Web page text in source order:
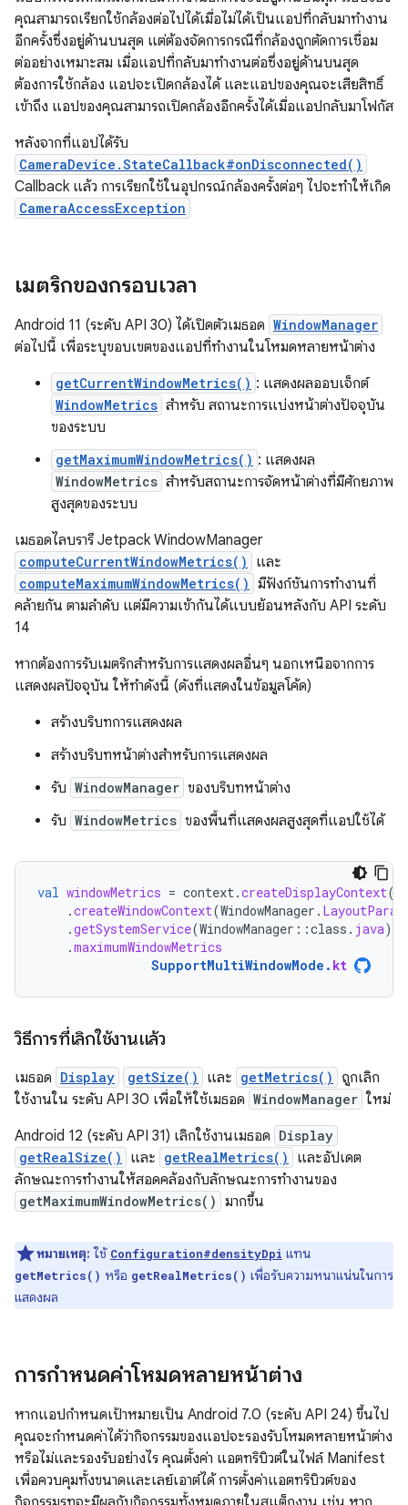
คุณสามารถเรียกใช้กล้องต่อไปได้เมื่อไม่ได้เป็นแอปที่กลับมาทำงาน
อีกครั้งซึ่งอยู่ด้านบนสุด แต่ต้องจัดการกรณีที่กล้องถูกตัดการเชื่อม
ต่ออย่างเหมาะสม เมื่อแอปที่กลับมาทำงานต่อซึ่งอยู่ด้านบนสุด
ต้องการใช้กล้อง แอปจะเปิดกล้องได้ และแอปของคุณจะเสียสิทธิ์
เข้าถึง แอปของคุณสามารถเปิดกล้องอีกครั้งได้เมื่อแอปกลับมาโฟกัส
หลังจากที่แอปได้รับ
CameraDevice.StateCallback#onDisconnected()
Callback แล้ว การเรียกใช้ในอุปกรณ์กล้องครั้งต่อๆ ไปจะทำให้เกิด
CameraAccessException
เมตริกของกรอบเวลา
Android 11 (ระดับ API 30) ได้เปิดตัวเมธอด WindowManager
ต่อไปนี้ เพื่อระบุขอบเขตของแอปที่ทำงานในโหมดหลายหน้าต่าง
getCurrentWindowMetrics() : แสดงผลออบเจ็กต์
WindowMetrics สำหรับ สถานะการแบ่งหน้าต่างปัจจุบัน
ของระบบ
getMaximumWindowMetrics() : แสดงผล
WindowMetrics สำหรับสถานะการจัดหน้าต่างที่มีศักยภาพ
สูงสุดของระบบ
เมธอดไลบรารี Jetpack WindowManager
computeCurrentWindowMetrics() และ
computeMaximumWindowMetrics() มีฟังก์ชันการทำงานที่
คล้ายกัน ตามลำดับ แต่มีความเข้ากันได้แบบย้อนหลังกับ API ระดับ
14
หากต้องการรับเมตริกสําหรับการแสดงผลอื่นๆ นอกเหนือจากการ
แสดงผลปัจจุบัน ให้ทําดังนี้ (ดังที่แสดงในข้อมูลโค้ด)
สร้างบริบทการแสดงผล
สร้างบริบทหน้าต่างสำหรับการแสดงผล
รับ WindowManager ของบริบทหน้าต่าง
รับ WindowMetrics ของพื้นที่แสดงผลสูงสุดที่แอปใช้ได้
val windowMetrics = context.createDisplayContext(
.createWindowContext(WindowManager .
.getSystemService(WindowManager ::class . java)
.maximumWindowMetrics
SupportMultiWindowMode . kt
วิธีการที่เลิกใช้งานแล้ว
เมธอด Display getSize() และ getMetrics() ถูกเลิก
ใช้งานใน ระดับ API 30 เพื่อให้ใช้เมธอด WindowManager ใหม่
Android 12 (ระดับ API 31) เลิกใช้งานเมธอด Display
getRealSize()
และ getRealMetrics()
และอัปเดต
ลักษณะการทำงานให้สอดคล้องกับลักษณะการทำงานของ
getMaximumWindowMetrics() มากขึ้น
หมายเหตุ: ใช้ Configuration#densityDpi แทน
getMetrics() หรือ getRealMetrics() เพื่อรับความหนาแน่นในการ
แสดงผล
การกำหนดค่าโหมดหลายหน้าต่าง
หากแอปกำหนดเป้าหมายเป็น Android 7.0 (ระดับ API 24) ขึ้นไป
คุณจะกำหนดค่าได้ว่ากิจกรรมของแอปจะรองรับโหมดหลายหน้าต่าง
หรือไม่และรองรับอย่างไร คุณตั้งค่า แอตทริบิวต์ในไฟล์ Manifest
เพื่อควบคุมทั้งขนาดและเลย์เอาต์ได้ การตั้งค่าแอตทริบิวต์ของ